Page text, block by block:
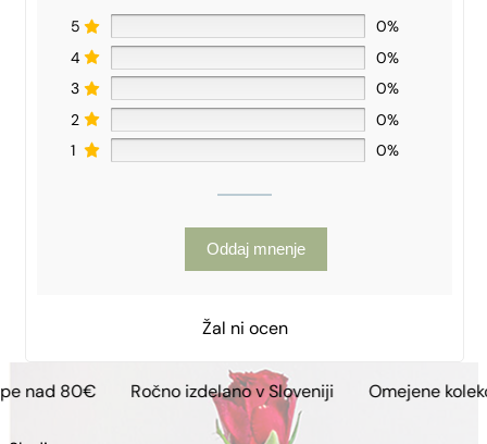
5
0%
4
0%
3
0%
2
0%
1
0%
Oddaj mnenje
Žal ni ocen
Ročno izdelano v Sloveniji Omejene kolekcije